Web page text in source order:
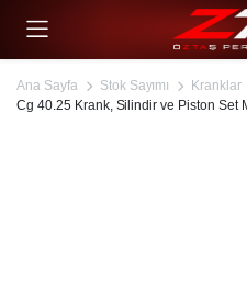
Ana Sayfa Stok Sayımı
Kranklar
Cg 40.25 Krank, Silindir ve Piston Set